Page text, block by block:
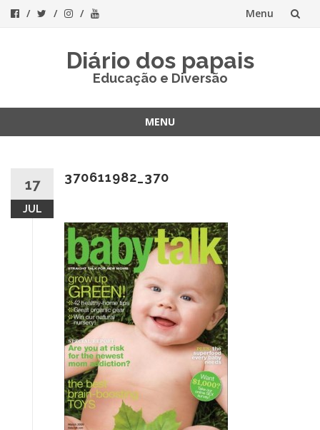
Menu
Diário dos papais
Educação e Diversão
MENU
17
JUL
370611982_370